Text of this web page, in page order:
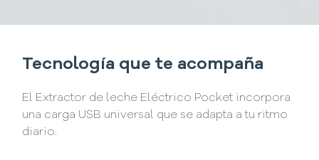
Tecnología que te acompaña
El Extractor de leche Eléctrico Pocket incorpora
una carga USB universal que se adapta a tu ritmo
diario.